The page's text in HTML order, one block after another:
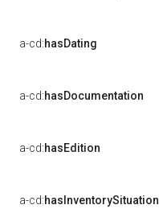
a-cd:hasDating
a-cd:hasDocumentation
a-cd:hasEdition
a-cd:hasInventorySituation